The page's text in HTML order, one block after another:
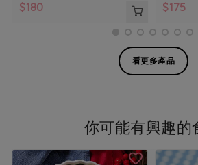
$180 $175
看更多產品
你可能有興趣的